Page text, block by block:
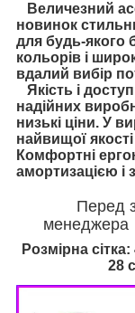
Величезний
новинок
для будь-якого
кольорів і
вдалий вибір
Якість і
надійних
низькі ціни. У
найвищої
Комфортні
амортизацією і
Перед
менеджера
Розмірна
28